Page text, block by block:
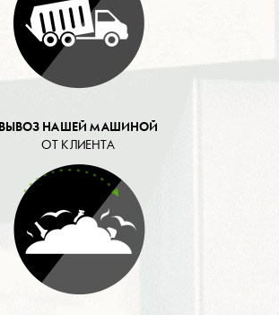
ВЫВОЗ НАШЕЙ МАШИНОЙ
ОТ КЛИЕНТА